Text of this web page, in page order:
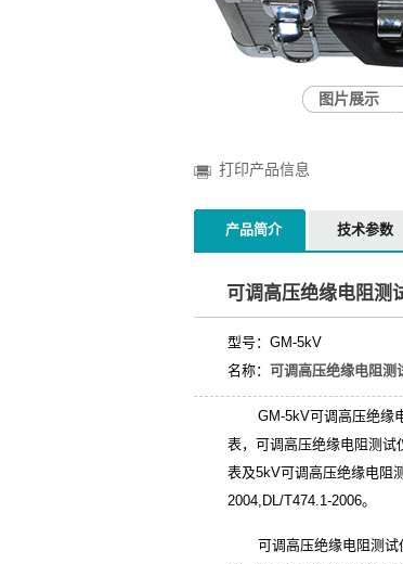
图片展示
打印产品信息
产品简介 技术参数
可调高压绝缘电阻测
型号：GM-5kV
名称： 可调高压绝缘电阻测
GM-5kV可调高压绝缘
表，可调高压绝缘电阻测试
表及5kV可调高压绝缘电阻
2004,DL/T474.1-2006。
可调高压绝缘电阻测